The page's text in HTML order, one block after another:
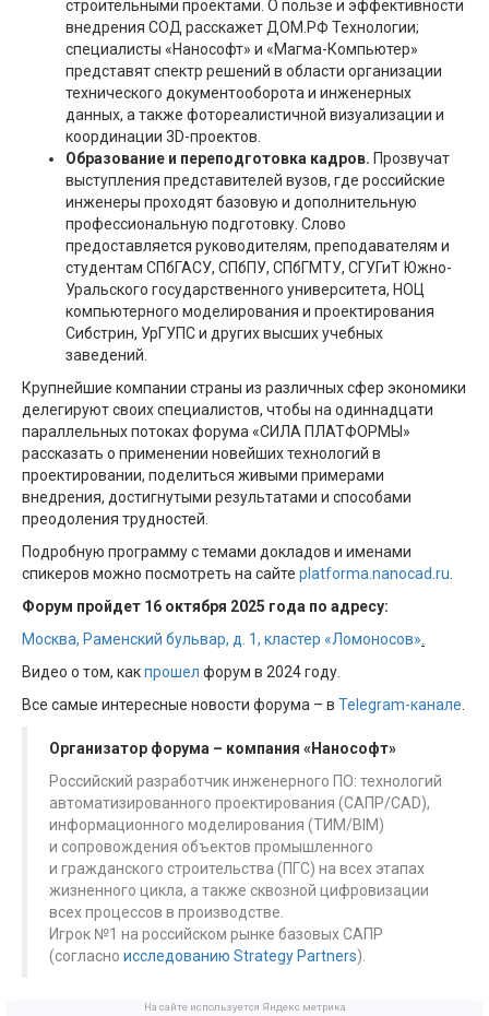
строительными проектами. О пользе и эффективности
внедрения СОД расскажет ДОМ.РФ Технологии;
специалисты «Нанософт» и «Магма-Компьютер»
представят спектр решений в области организации
технического документооборота и инженерных
данных, а также фотореалистичной визуализации и
координации 3D-проектов.
Образование и переподготовка кадров. Прозвучат
выступления представителей вузов, где российские
инженеры проходят базовую и дополнительную
профессиональную подготовку. Слово
предоставляется руководителям, преподавателям и
студентам СПбГАСУ, СПбПУ, СПбГМТУ, СГУГиТ Южно-
Уральского государственного университета, НОЦ
компьютерного моделирования и проектирования
Сибстрин, УрГУПС и других высших учебных
заведений.
Крупнейшие компании страны из различных сфер экономики
делегируют своих специалистов, чтобы на одиннадцати
параллельных потоках форума «СИЛА ПЛАТФОРМЫ»
рассказать о применении новейших технологий в
проектировании, поделиться живыми примерами
внедрения, достигнутыми результатами и способами
преодоления трудностей.
Подробную программу с темами докладов и именами
спикеров можно посмотреть на сайте platforma.nanocad.ru
Форум пройдет 16 октября 2025 года по адресу:
Москва, Раменский бульвар, д. 1, кластер «Ломоносов»
Видео о том, какпрошел форум в 2024 году.
Все самые интересные новости форума – в Telegram-канале
Организатор форума – компания «Нанософт»
Российский разработчик инженерного ПО: технологий
автоматизированного проектирования (САПР/CAD),
информационного моделирования (ТИМ/BIM)
и сопровождения объектов промышленного
и гражданского строительства (ПГС) на всех этапах
жизненного цикла, а также сквозной цифровизации
всех процессов в производстве.
Игрок №1 на российском рынке базовых САПР
(согласно исследованию Strategy Partners).
На сайте используется Яндекс метрика